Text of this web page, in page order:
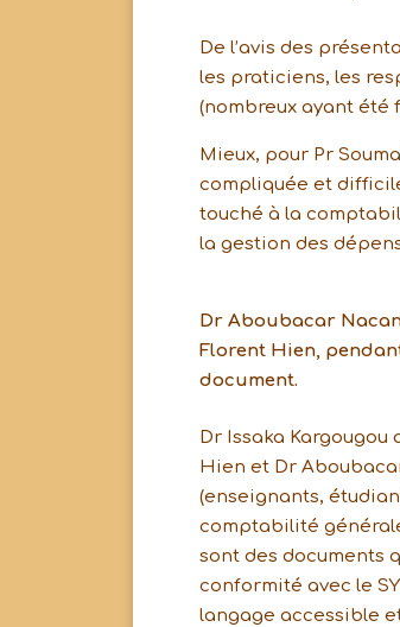
De l’avis des
les praticiens, les
(nombreux ayant été
Mieux, pour Pr
compliquée et
touché à la
la gestion des
Dr Aboubacar
Florent Hien,
document.
Dr Issaka
Hien et Dr
(enseignants,
comptabilité
sont des documents
conformité avec le
langage accessible